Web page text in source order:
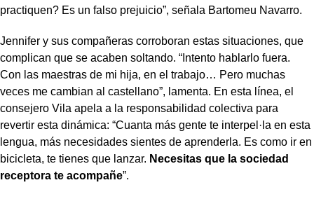
practiquen? Es un falso prejuicio”, señala Bartomeu Navarro.
Jennifer y sus compañeras corroboran estas situaciones, que
complican que se acaben soltando. “Intento hablarlo fuera.
Con las maestras de mi hija, en el trabajo… Pero muchas
veces me cambian al castellano”, lamenta. En esta línea, el
consejero Vila apela a la responsabilidad colectiva para
revertir esta dinámica: “Cuanta más gente te interpel·la en esta
lengua, más necesidades sientes de aprenderla. Es como ir en
bicicleta, te tienes que lanzar. Necesitas que la sociedad
receptora te acompañe”.